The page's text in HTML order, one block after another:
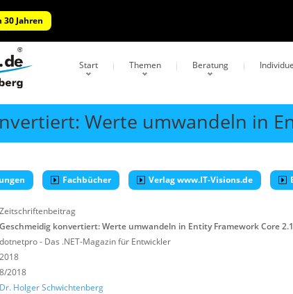
Jahren
Start Themen Beratung
Werte umwandeln in
Fachbücher Verlag www.IT-Visions.de
Zeitschriftenbeitrag
Geschmeidig konvertiert: Werte umwandeln in Entity Framework Core 2.1
dotnetpro - Das .NET-Magazin für Entwickler
2018
8/2018
Dr. Holger Schwichtenberg